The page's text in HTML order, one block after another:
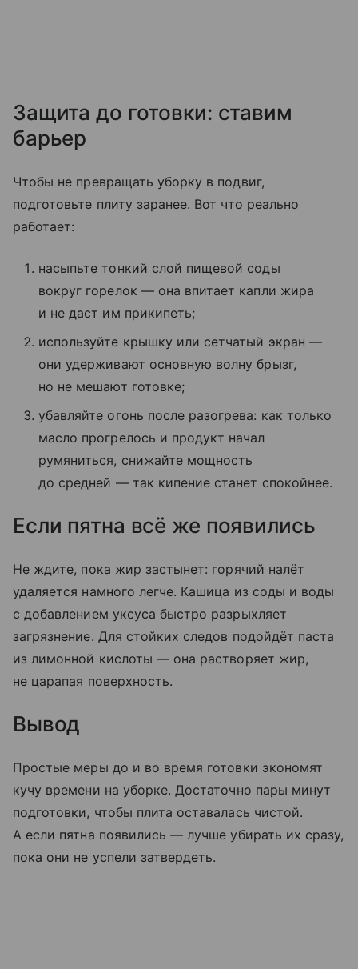
Защита до готовки: ставим
барьер
Чтобы не превращать уборку в подвиг,
подготовьте плиту заранее. Вот что реально
работает:
насыпьте тонкий слой пищевой соды
вокруг горелок — она впитает капли жира
и не даст им прикипеть;
используйте крышку или сетчатый экран —
они удерживают основную волну брызг,
но не мешают готовке;
убавляйте огонь после разогрева: как только
масло прогрелось и продукт начал
румяниться, снижайте мощность
до средней — так кипение станет спокойнее.
Если пятна всё же появились
Не ждите, пока жир застынет: горячий налёт
удаляется намного легче. Кашица из соды и воды
с добавлением уксуса быстро разрыхляет
загрязнение. Для стойких следов подойдёт паста
из лимонной кислоты — она растворяет жир,
не царапая поверхность.
Вывод
Простые меры до и во время готовки экономят
кучу времени на уборке. Достаточно пары минут
подготовки, чтобы плита оставалась чистой.
А если пятна появились — лучше убирать их сразу,
пока они не успели затвердеть.